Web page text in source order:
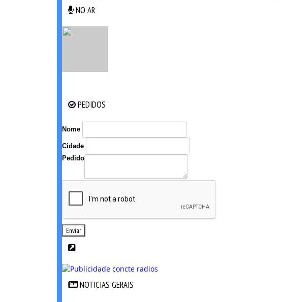
NO AR
PEDIDOS
Nome
Cidade
Pedido
Enviar
NOTICIAS GERAIS